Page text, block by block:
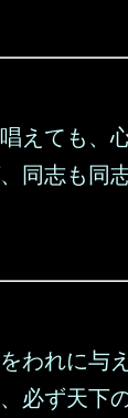
えても、
同志も同
われに与
必ず天下